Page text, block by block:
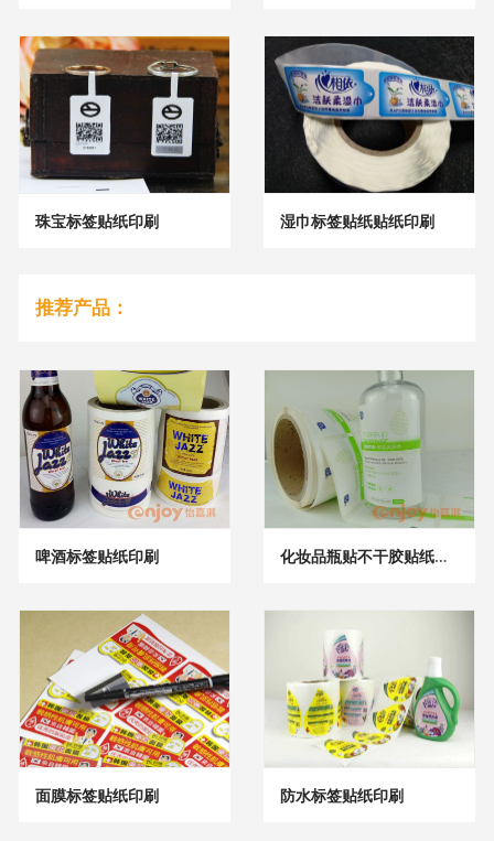
珠宝标签贴纸印刷 湿巾标签贴纸贴纸印刷
推荐产品：
啤酒标签贴纸印刷 化妆品瓶贴不干胶贴纸印刷
面膜标签贴纸印刷 防水标签贴纸印刷